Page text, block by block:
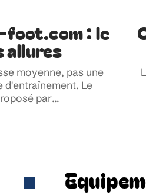
foot.com : le
allures
moyenne, pas une
Le
par…